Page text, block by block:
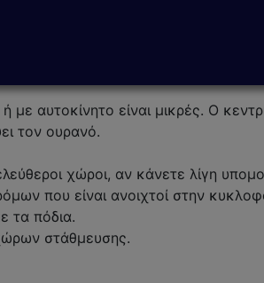
με αυτοκίνητο είναι μικρές. Ο
τον ουρανό.
χώροι, αν κάνετε λίγη
που είναι ανοιχτοί στην
τα πόδια.
στάθμευσης.